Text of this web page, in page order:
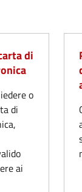
di
o
di
ai